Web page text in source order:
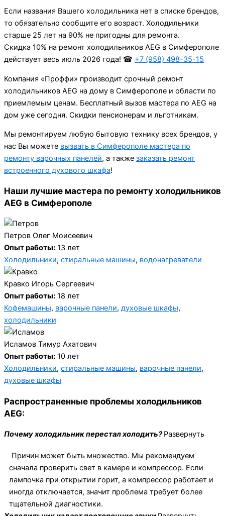
Если названия Вашего холодильника нет в списке брендов,
то обязательно сообщите его возраст. Холодильники
старше 25 лет на 90% не пригодны для ремонта.
Cкидка 10% на ремонт холодильников AEG в Симферополе
действует весь июль 2026 года! ☎ +7 (958) 498-35-15
Компания «Проффи» производит срочный ремонт
холодильников AEG на дому в Симферополе и области по
приемлемым ценам. Бесплатный вызов мастера по AEG на
дом уже сегодня. Скидки пенсионерам и льготникам.
Мы ремонтируем любую бытовую технику всех брендов, у
нас Вы можете вызвать в Симферополе мастера по
ремонту варочных панелей, а также заказать ремонт
встроенного духового шкафа!
Наши лучшие мастера по ремонту холодильников
AEG в Симферополе
Петров Олег Моисеевич
Опыт работы: 13 лет
Холодильники, стиральные машины, водонагреватели
Кравко Игорь Сергеевич
Опыт работы: 18 лет
Кофемашины, варочные панели, духовые шкафы,
холодильники
Исламов Тимур Ахатович
Опыт работы: 10 лет
Холодильники, стиральные машины, варочные панели,
духовые шкафы
Распространенные проблемы холодильников
AEG:
Почему холодильник перестал холодить?Развернуть
Причин может быть множество. Мы рекомендуем
сначала проверить свет в камере и компрессор. Если
лампочка при открытии горит, а компрессор работает и
иногда отключается, значит проблема требует более
тщательной диагностики.